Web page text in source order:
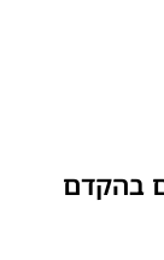
בהקדם